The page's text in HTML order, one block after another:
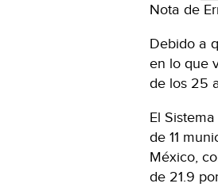
Nota de
Debido a
en lo que
de los 25
El
de 11
México,
de 21.9